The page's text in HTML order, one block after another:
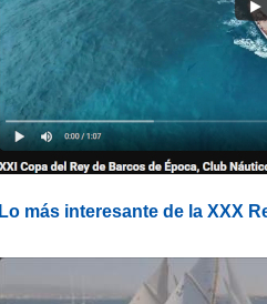
Lo más interesante de la XXX